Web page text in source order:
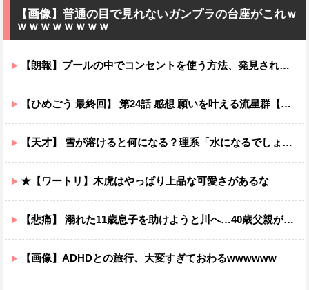
【画像】普通の目で見れないガンプラの台座がこれｗ
ｗｗｗｗｗｗｗｗ
【朗報】プールの中でコンセントを使う方法、発見されるｗｗｗｗ
【ひめごう 最終回】 第24話 感想 願いを叶える流星群【姫様“拷問”の時間です 2期】
【天才】 雪が溶けると何になる？理系「水になるでしょw」文系ワイ「はぁ～…」→結果ｗｗｗ
★【ワートリ】木虎はやっぱり上品な可愛さがあるな
【悲痛】 溺れた11歳息子を助けようと川へ…40歳父親が死亡 息子は母親が救助 愛知
【画像】ADHDとの旅行、大変すぎておわるwwwwww